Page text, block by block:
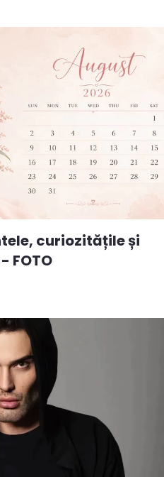
curiozitățile și
FOTO